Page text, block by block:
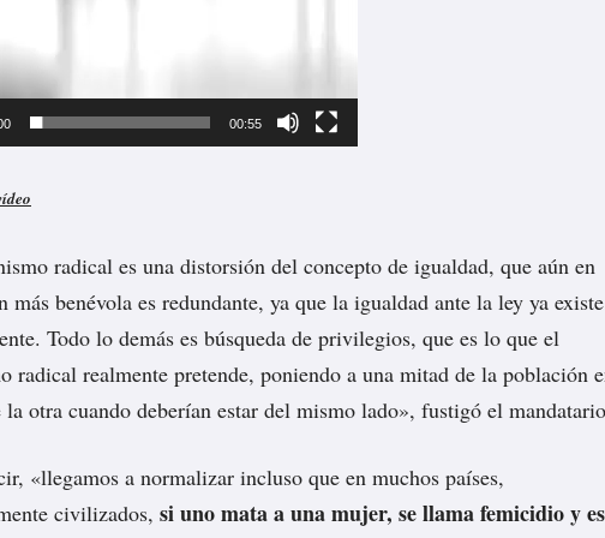
00:55
radical es una distorsión del concepto de igualdad, que aún en
más benévola es redundante, ya que la igualdad ante la ley ya existe
Todo lo demás es búsqueda de privilegios, que es lo que el
radical realmente pretende, poniendo a una mitad de la población
la otra cuando deberían estar del mismo lado», fustigó el
«llegamos a normalizar incluso que en muchos países,
civilizados, si uno mata a una mujer, se llama femicidio y